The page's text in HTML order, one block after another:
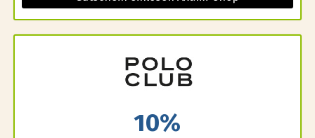
10%